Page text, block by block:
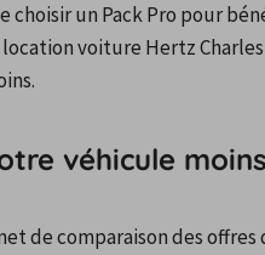
choisir un Pack Pro pour
voiture Hertz
véhicule
de comparaison des